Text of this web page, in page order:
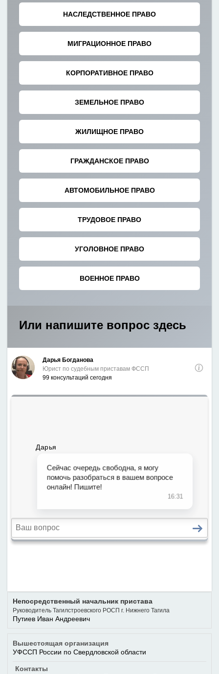
Непосредственный начальник пристава
Руководитель Тагилстроевского РОСП г. Нижнего Тагила
Путиев Иван Андреевич
Вышестоящая организация
УФССП России по Свердловской области
Контакты